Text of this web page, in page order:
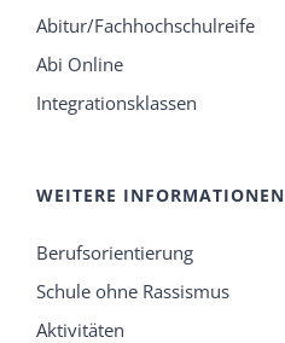
Abitur/Fachhochschulreife
Abi Online
Integrationsklassen
WEITERE INFORMATIONEN
Berufsorientierung
Schule ohne Rassismus
Aktivitäten